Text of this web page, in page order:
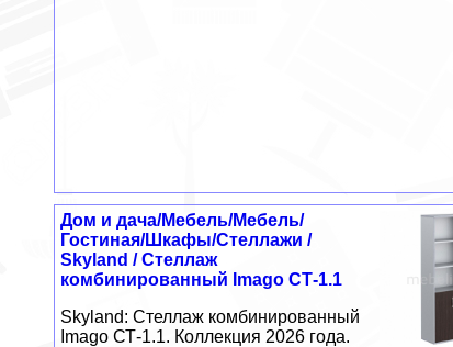
Дом и дача/Мебель/Мебель/
Гостиная/Шкафы/Стеллажи /
Skyland / Стеллаж
комбинированный Imago СТ-1.1
Skyland: Стеллаж комбинированный
Imago СТ-1.1. Коллекция 2026 года.